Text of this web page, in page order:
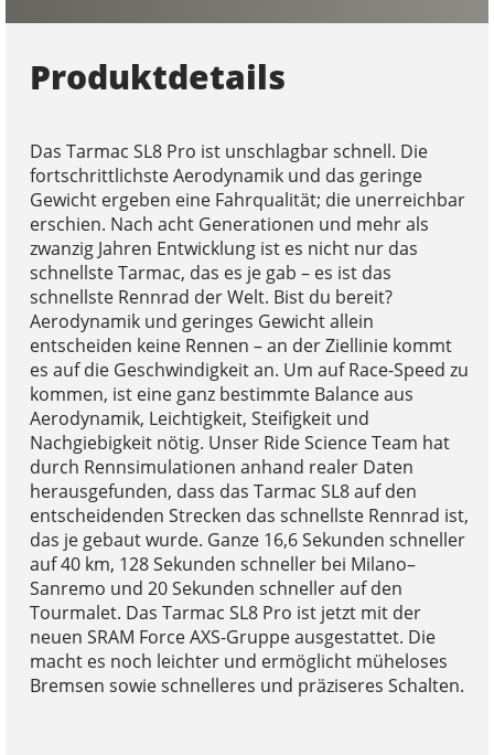
Produktdetails
Das Tarmac SL8 Pro ist unschlagbar schnell. Die
fortschrittlichste Aerodynamik und das geringe
Gewicht ergeben eine Fahrqualität; die unerreichbar
erschien. Nach acht Generationen und mehr als
zwanzig Jahren Entwicklung ist es nicht nur das
schnellste Tarmac, das es je gab – es ist das
schnellste Rennrad der Welt. Bist du bereit?
Aerodynamik und geringes Gewicht allein
entscheiden keine Rennen – an der Ziellinie kommt
es auf die Geschwindigkeit an. Um auf Race-Speed zu
kommen, ist eine ganz bestimmte Balance aus
Aerodynamik, Leichtigkeit, Steifigkeit und
Nachgiebigkeit nötig. Unser Ride Science Team hat
durch Rennsimulationen anhand realer Daten
herausgefunden, dass das Tarmac SL8 auf den
entscheidenden Strecken das schnellste Rennrad ist,
das je gebaut wurde. Ganze 16,6 Sekunden schneller
auf 40 km, 128 Sekunden schneller bei Milano–
Sanremo und 20 Sekunden schneller auf den
Tourmalet. Das Tarmac SL8 Pro ist jetzt mit der
neuen SRAM Force AXS-Gruppe ausgestattet. Die
macht es noch leichter und ermöglicht müheloses
Bremsen sowie schnelleres und präziseres Schalten.